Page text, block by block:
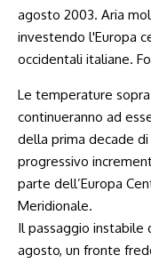
Le temperature
continueranno ad
della prima decade
progressivo
parte dell’Europa
Meridionale.
Il passaggio instabile
agosto, un fronte